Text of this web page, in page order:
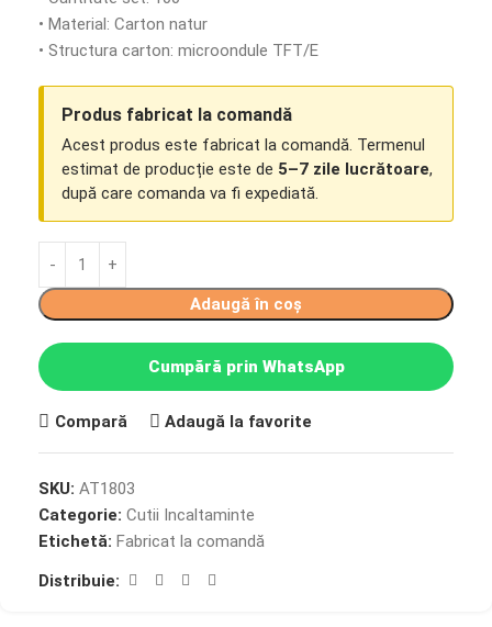
• Material: Carton natur
• Structura carton: microondule TFT/E
Produs fabricat la comandă
Acest produs este fabricat la comandă. Termenul
estimat de producție este de 5–7 zile lucrătoare,
după care comanda va fi expediată.
Adaugă în coș
Cumpără prin WhatsApp
Compară Adaugă la favorite
SKU: AT1803
Categorie: Cutii Incaltaminte
Etichetă: Fabricat la comandă
Distribuie: